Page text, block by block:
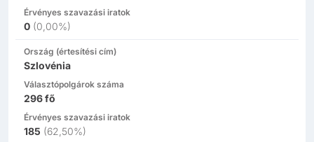
Érvényes szavazási iratok
0 (0,00%)
Ország (értesítési cím)
Szlovénia
Választópolgárok száma
296fő
Érvényes szavazási iratok
185 (62,50%)